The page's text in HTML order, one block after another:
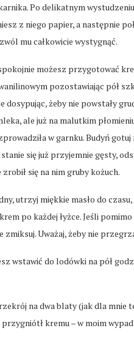
Po delikatnym
z niego papier, a następnie
mu całkowicie wystygnąć.
możesz przygotować
pozostawiając pół
dosypując, żeby nie powstały
ale już na malutkim
w garnku. Budyń gotuj
się już przyjemnie gęsty,
się na nim gruby kożuch.
utrzyj miękkie masło do
po każdej łyżce. Jeśli
Uważaj, żeby nie
wstawić do lodówki na pół
na dwa blaty (jak dla mnie
kremu – w moim